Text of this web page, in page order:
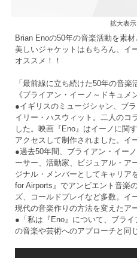
拡大表示
Brian Enoの50年の音楽活動を素
美しいジャケットはもちろん、イ
オススメ！！
「最前線に立ち続けた50年の音
《ブライアン・イーノ～ドキュ
●イギリスのミュージシャン、ブ
イリー・ハスウィット。二人のコ
した。映画『Eno』はイーノに関
アクセスして制作されました。イ
●過去50年間、ブライアン・イー
ーサー、活動家、ビジュアル・ア
ジナル・メンバーとしてキャリア
for Airports』でアンビエント音楽
ズ、コールドプレイなど多数。イ
現代の音楽作りの方法を変えたア
●「私は『Eno』について、ブラ
の音楽や芸術へのアプローチと